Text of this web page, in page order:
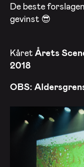
De beste
gevinst 😎
KåretÅrets
2018
OBS: